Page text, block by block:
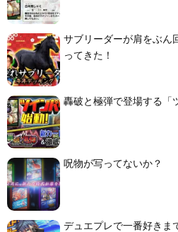
サブリーダーが肩をぶん
ってきた！
轟破と極弾で登場する「
呪物が写ってないか？
デュエプレで一番好きま